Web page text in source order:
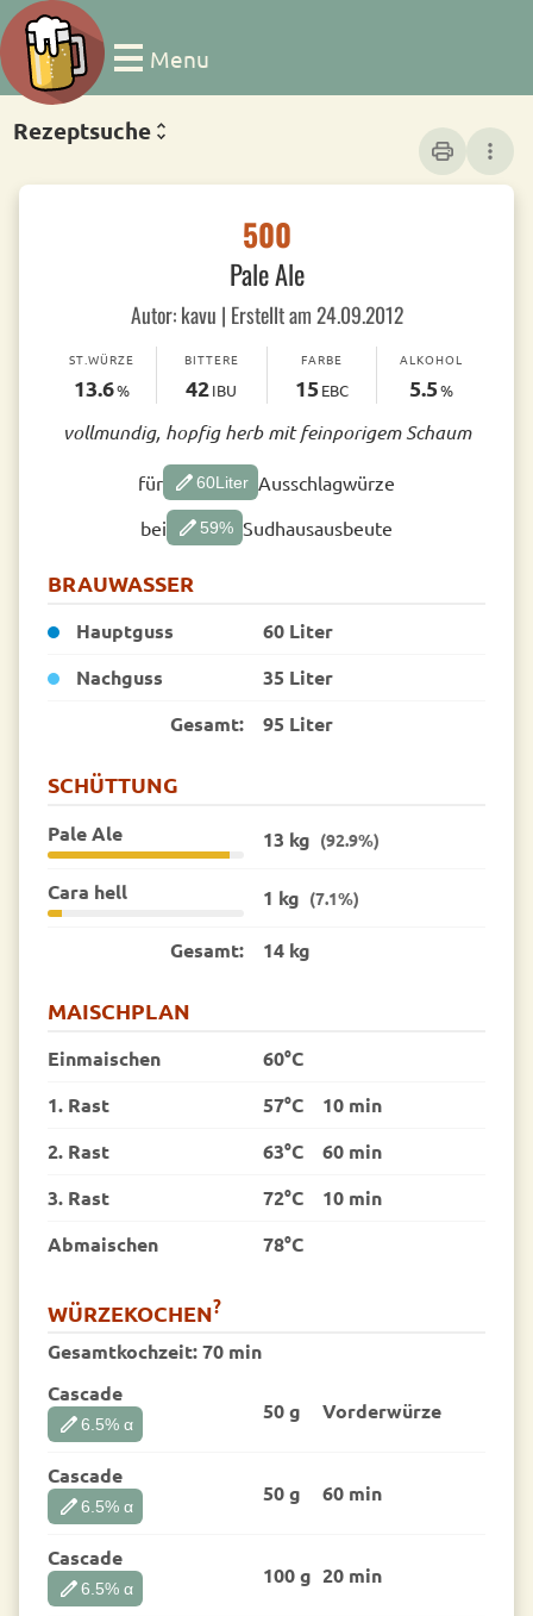
Menu
Rezeptsuche
print more_vert
500
Pale Ale
Autor: kavu | Erstellt am 24.09.2012
ST.WÜRZE
13.6%
BITTERE
42IBU
FARBE
15 EBC
ALKOHOL
5.5%
vollmundig, hopfig herb mit feinporigem Schaum
für edit60Liter Ausschlagwürze
bei edit 59% Sudhausausbeute
BRAUWASSER
Hauptguss
60 Liter
Nachguss
35 Liter
Gesamt:
95 Liter
SCHÜTTUNG
Pale Ale 13 kg (92.9%)
Cara hell 1 kg (7.1%)
Gesamt: 14 kg
MAISCHPLAN
Einmaischen
60°C
1. Rast
57°C
10 min
2. Rast
63°C
60 min
3. Rast
72°C
10 min
Abmaischen
78°C
WÜRZEKOCHEN?
Gesamtkochzeit:70 min
Cascade
edit6.5% α
50 g Vorder­würze
Cascade
edit6.5% α
50 g 60 min
Cascade
edit6.5% α
100 g 20 min